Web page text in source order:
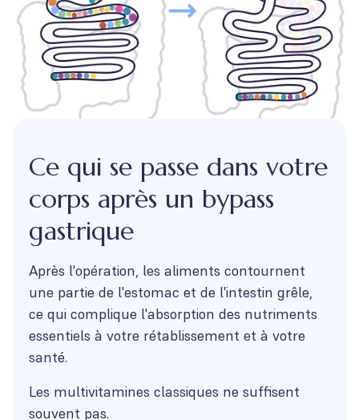
Ce qui se passe dans votre
corps après un bypass
gastrique
Après l'opération, les aliments contournent
une partie de l'estomac et de l'intestin grêle,
ce qui complique l'absorption des nutriments
essentiels à votre rétablissement et à votre
santé.
Les multivitamines classiques ne suffisent
souvent pas.